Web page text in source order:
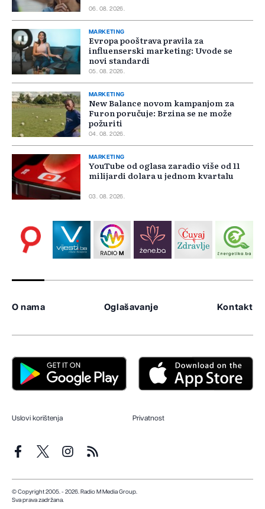
06. 08. 2026.
MARKETING
Evropa pooštrava pravila za
influenserski marketing: Uvode se
novi standardi
05. 08. 2026.
MARKETING
New Balance novom kampanjom za
Furon poručuje: Brzina se ne može
požuriti
04. 08. 2026.
MARKETING
YouTube od oglasa zaradio više od 11
milijardi dolara u jednom kvartalu
03. 08. 2026.
O nama Oglašavanje Kontakt
Uslovi korištenja Privatnost
© Copyright 2005. - 2026. Radio M Media Group.
Sva prava zadržana.